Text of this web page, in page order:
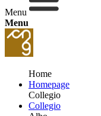
Menu
Menu
Home
Homepage
Collegio
Collegio